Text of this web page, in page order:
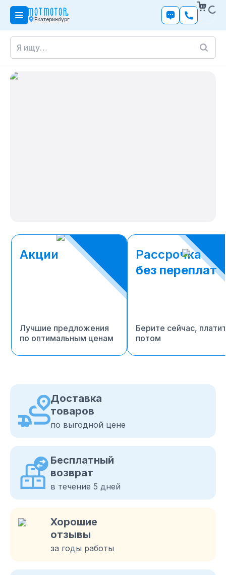
Екатеринбург
Акции
Лучшие предложения
по оптимальным ценам
Рассрочка
без переплат
Берите сейчас,
потом
Доставка
товаров
по выгодной цене
Бесплатный
возврат
в течение 5 дней
Хорошие
отзывы
за годы работы